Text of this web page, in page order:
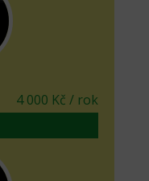
4 000 Kč / rok